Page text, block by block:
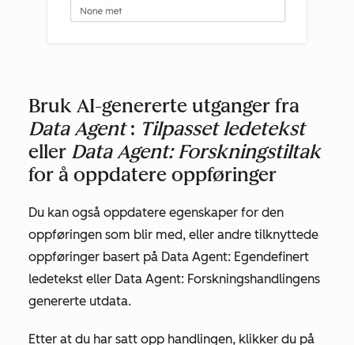
Bruk AI-genererte utganger fra
Data Agent: Tilpasset ledetekst
eller Data Agent:Forskningstiltak
for å oppdatere oppføringer
Du kan også oppdatere egenskaper for den
oppføringen som blir med, eller andre tilknyttede
oppføringer basert på Data Agent: Egendefinert
ledetekst eller Data Agent: Forskningshandlingens
genererte utdata.
Etter at du har satt opp handlingen, klikker du på